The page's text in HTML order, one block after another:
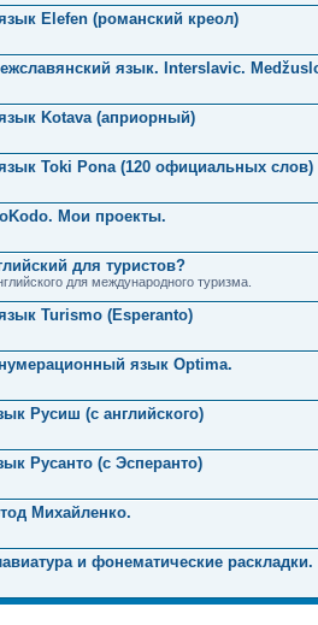
Elefen (романский креол)
язык. Interslavic.
Kotava (априорный)
Toki Pona (120 официальных слов)
Мои проекты.
для туристов?
для международного туризма.
Turismo (Esperanto)
язык Optima.
Русиш (с английского)
Русанто (с Эсперанто)
Михайленко.
и фонематические раскладки.